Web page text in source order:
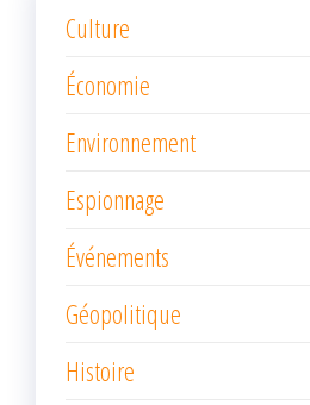
Culture
Économie
Environnement
Espionnage
Événements
Géopolitique
Histoire